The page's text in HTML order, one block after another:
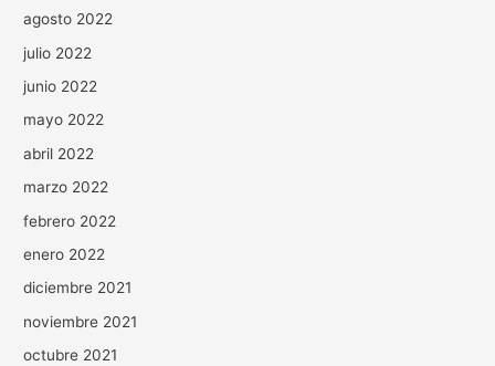
agosto 2022
julio 2022
junio 2022
mayo 2022
abril 2022
marzo 2022
febrero 2022
enero 2022
diciembre 2021
noviembre 2021
octubre 2021